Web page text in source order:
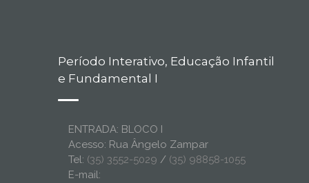
Período Interativo, Educação Infantil
e Fundamental I
ENTRADA: BLOCO I
Acesso: Rua Ângelo Zampar
Tel: (35) 3552-5029 / (35) 98858-1055
E-mail: